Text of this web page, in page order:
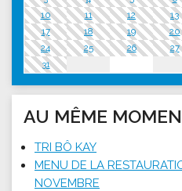
10
11 12 13
17
18 19 20
24
25 26 27
31
AU MÊME
TRI BÔ KAY
MENU DE LA
NOVEMBRE